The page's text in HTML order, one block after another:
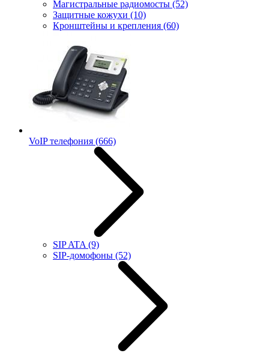
Магистральные радиомосты (52)
Защитные кожухи (10)
Кронштейны и крепления (60)
VoIP телефония (666)
SIP ATA (9)
SIP-домофоны (52)